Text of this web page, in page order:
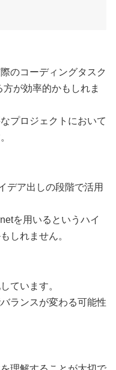
のコーディングタスク
が効率的かもしれま
プロジェクトにおいて
デア出しの段階で活用
を用いるというハイ
しれません。
ています。
ランスが変わる可能性